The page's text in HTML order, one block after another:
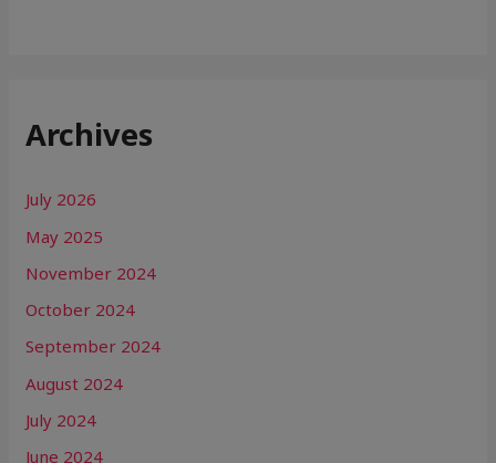
Archives
July 2026
May 2025
November 2024
October 2024
September 2024
August 2024
July 2024
June 2024